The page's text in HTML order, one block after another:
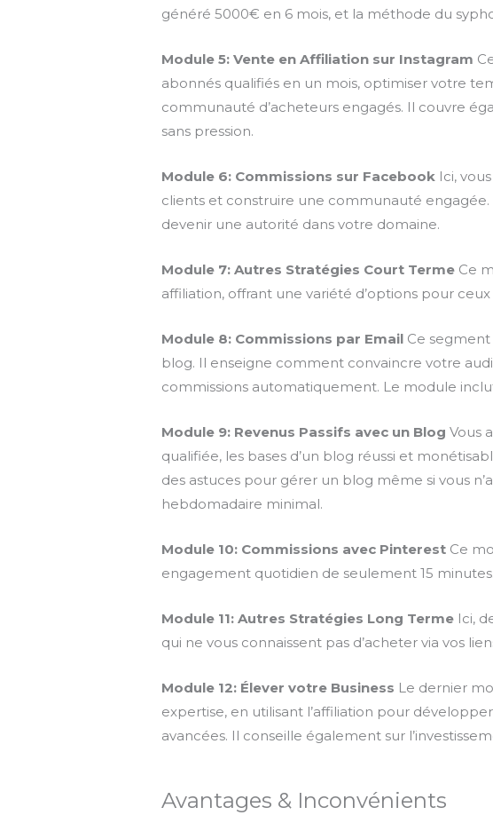
généré 5000€ en 6 mois, et la méthode du
Module 5: Vente en Affiliation sur Instagram
abonnés qualifiés en un mois, optimiser votre
communauté d’acheteurs engagés. Il couvre
sans pression.
Module 6: Commissions sur Facebook Ici,
clients et construire une communauté
devenir une autorité dans votre domaine.
Module 7: Autres Stratégies Court Terme Ce
affiliation, offrant une variété d’options pour
Module 8: Commissions par Email Ce
blog. Il enseigne comment convaincre votre
commissions automatiquement. Le module
Module 9: Revenus Passifs avec un Blog Vous
qualifiée, les bases d’un blog réussi et
des astuces pour gérer un blog même si vous
hebdomadaire minimal.
Module 10: Commissions avec Pinterest Ce
engagement quotidien de seulement 15
Module 11: Autres Stratégies Long Terme Ici,
qui ne vous connaissent pas d’acheter via vos
Module 12: Élever votre Business Le dernier
expertise, en utilisant l’affiliation pour
avancées. Il conseille également sur
Avantages & Inconvénients